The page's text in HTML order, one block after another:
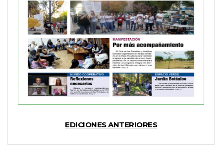
EDICIONES ANTERIORES